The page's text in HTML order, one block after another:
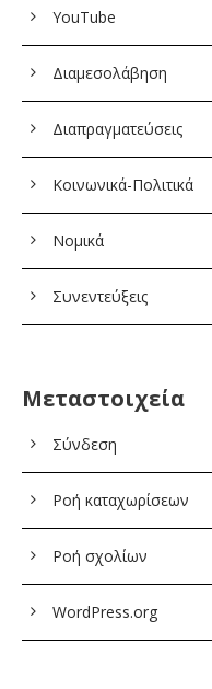
YouTube
Διαμεσολάβηση
Διαπραγματεύσεις
Κοινωνικά-Πολιτικά
Νομικά
Συνεντεύξεις
Μεταστοιχεία
Σύνδεση
Ροή καταχωρίσεων
Ροή σχολίων
WordPress.org